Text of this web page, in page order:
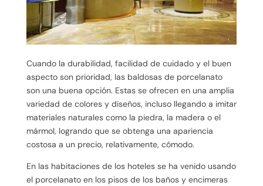
Cuando la durabilidad, facilidad de cuidado y el buen
aspecto son prioridad, las baldosas de porcelanato
son una buena opción. Estas se ofrecen en una amplia
variedad de colores y diseños, incluso llegando a imitar
materiales naturales como la piedra, la madera o el
mármol, logrando que se obtenga una apariencia
costosa a un precio, relativamente, cómodo.
En las habitaciones de los hoteles se ha venido usando
el porcelanato en los pisos de los baños y encimeras